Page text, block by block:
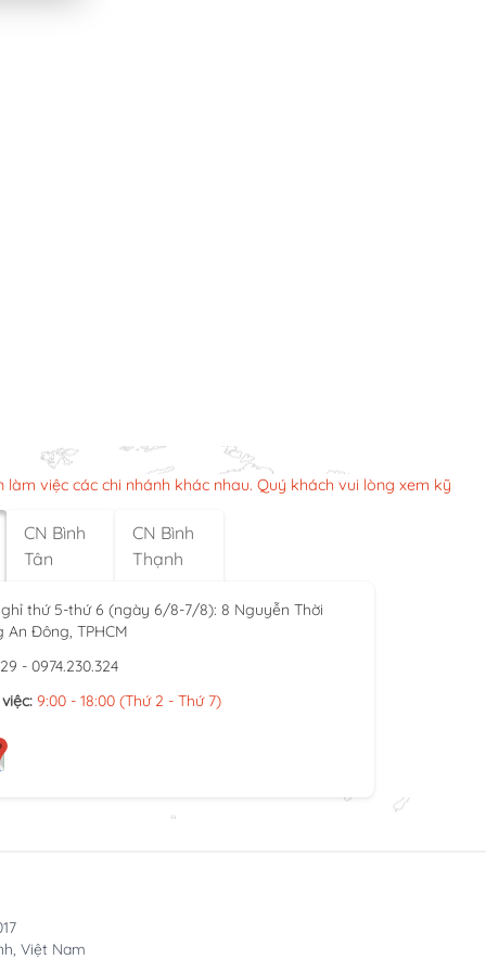
làm việc các chi nhánh khác nhau. Quý khách vui lòng xem kỹ
CN Bình
Tân
CN Bình
Thạnh
thứ 5-thứ 6 (ngày 6/8-7/8): 8 Nguyễn Thời
An Đông, TPHCM
- 0974.230.324
9:00 - 18:00 (Thứ 2 - Thứ 7)
Việt Nam